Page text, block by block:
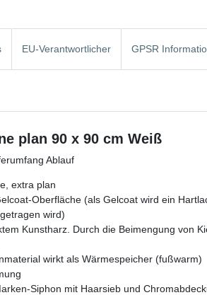
EU-Verantwortlicher GPSR
plan 90 x 90 cm Weiß
Ablauf
extra plan
Oberfläche (als Gelcoat wird ein
wird)
Kunstharz. Durch die Beimengung von
wirkt als Wärmespeicher (fußwarm)
Siphon mit Haarsieb und